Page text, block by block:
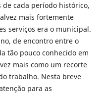
de cada período histórico,
mais fortemente
serviços era o municipal.
de encontro entre o
tão pouco conhecido em
mais como um recorte
trabalho. Nesta breve
para as